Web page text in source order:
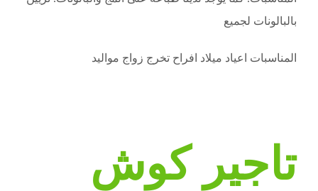
بالبالونات لجميع
المناسبات اعياد ميلاد افراح تخرج زواج مواليد
تاجير كوش